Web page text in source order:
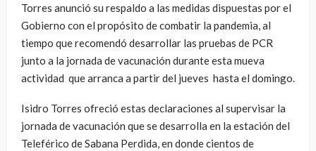
Torres anunció su respaldo a las medidas dispuestas por el
Gobierno con el propósito de combatir la pandemia, al
tiempo que recomendó desarrollar las pruebas de PCR
junto a la jornada de vacunación durante esta mueva
actividad que arranca a partir del jueves hasta el domingo.
Isidro Torres ofreció estas declaraciones al supervisar la
jornada de vacunación que se desarrolla en la estación del
Teleférico de Sabana Perdida, en donde cientos de